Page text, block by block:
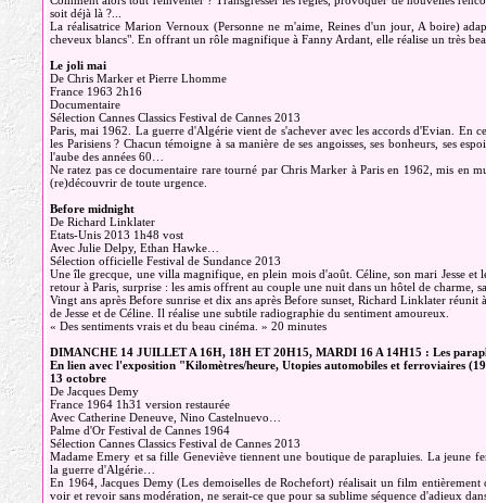
soit déjà là ?...
La réalisatrice Marion Vernoux (Personne ne m'aime, Reines d'un jour, A boire)
cheveux blancs". En offrant un rôle magnifique à Fanny Ardant, elle réalise un très
Le joli mai
De Chris Marker et Pierre Lhomme
France 1963 2h16
Documentaire
Sélection Cannes Classics Festival de Cannes 2013
Paris, mai 1962. La guerre d'Algérie vient de s'achever avec les accords d'Evian. En
les Parisiens ? Chacun témoigne à sa manière de ses angoisses, ses bonheurs, ses
l'aube des années 60…
Ne ratez pas ce documentaire rare tourné par Chris Marker à Paris en 1962, mis en
(re)découvrir de toute urgence.
Before midnight
De Richard Linklater
Etats-Unis 2013 1h48 vost
Avec Julie Delpy, Ethan Hawke…
Sélection officielle Festival de Sundance 2013
Une île grecque, une villa magnifique, en plein mois d'août. Céline, son mari Jesse et
retour à Paris, surprise : les amis offrent au couple une nuit dans un hôtel de charme,
Vingt ans après Before sunrise et dix ans après Before sunset, Richard Linklater
de Jesse et de Céline. Il réalise une subtile radiographie du sentiment amoureux.
« Des sentiments vrais et du beau cinéma. » 20 minutes
DIMANCHE 14 JUILLET A 16H, 18H ET 20H15, MARDI 16 A 14H15 : Les
En lien avec l'exposition "Kilomètres/heure, Utopies automobiles et ferroviaires
13 octobre
De Jacques Demy
France 1964 1h31 version restaurée
Avec Catherine Deneuve, Nino Castelnuevo…
Palme d'Or Festival de Cannes 1964
Sélection Cannes Classics Festival de Cannes 2013
Madame Emery et sa fille Geneviève tiennent une boutique de parapluies. La jeune
la guerre d'Algérie…
En 1964, Jacques Demy (Les demoiselles de Rochefort) réalisait un film
voir et revoir sans modération, ne serait-ce que pour sa sublime séquence d'adieux